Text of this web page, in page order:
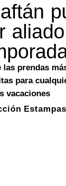
las prendas
para
vacaciones
Estampas